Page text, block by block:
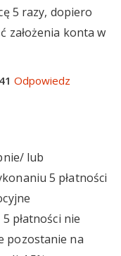
5 razy, dopiero
założenia konta w
Odpowiedz
lub
5 płatności
płatności nie
pozostanie na